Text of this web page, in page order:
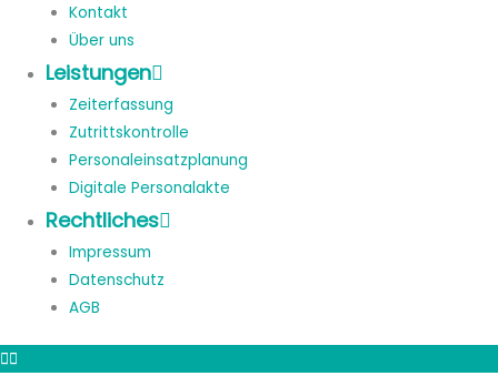
Kontakt
Über uns
Leistungen
Zeiterfassung
Zutrittskontrolle
Personaleinsatzplanung
Digitale Personalakte
Rechtliches
Impressum
Datenschutz
AGB